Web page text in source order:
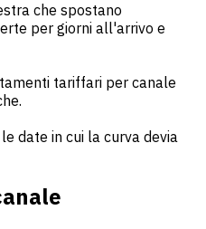
che spostano
per giorni all'arrivo e
tariffari per canale
date in cui la curva devia